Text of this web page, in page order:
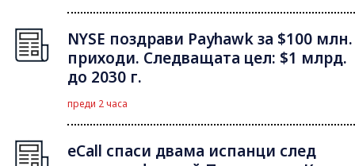
NYSE поздрави Payhawk за $100 млн.
приходи. Следващата цел: $1 млрд.
до 2030 г.
преди 2 часа
eCall спаси двама испанци след